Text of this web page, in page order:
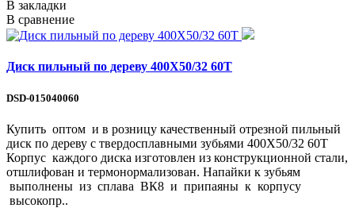
В закладки
В сравнение
Диск пильный по дереву 400Х50/32 60Т
DSD-015040060
Купить оптом и в розницу качественный отрезной пильный
диск по дереву с твердосплавными зубьями 400Х50/32 60Т
Корпус каждого диска изготовлен из конструкционной стали,
отшлифован и термонормализован. Напайки к зубьям
выполнены из сплава ВК8 и припаяны к корпусу
высокопр..